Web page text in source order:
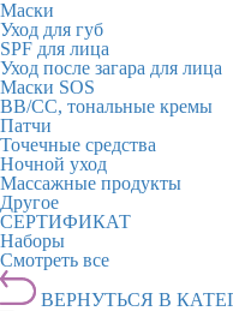
Маски
Уход для губ
SPF для лица
Уход после загара для лица
Маски SOS
BB/CC, тональные кремы
Патчи
Точечные средства
Ночной уход
Массажные продукты
Другое
СЕРТИФИКАТ
Наборы
Смотреть все
ВЕРНУТЬСЯ В